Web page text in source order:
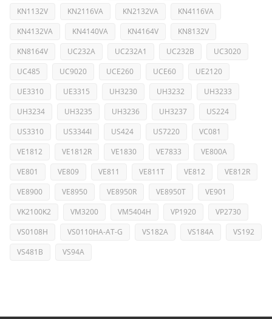
KN1132V
KN2116VA KN2132VA
KN4116VA
KN4132VA
KN4140VA KN4164V
KN8132V
KN8164V
UC232A UC232A1 UC232B
UC3020
UC485
UC9020 UCE260 UCE60
UE2120
UE3310
UE3315 UH3230 UH3232
UH3233
UH3234
UH3235 UH3236 UH3237
US224
US3310
US3344I US424 US7220
VC081
VE1812
VE1812R VE1830 VE7833
VE800A
VE801
VE809 VE811 VE811T VE812
VE812R
VE8900
VE8950 VE8950R VE8950T
VE901
VK2100K2
VM3200 VM5404H VP1920
VP2730
VS0108H
VS0110HA-AT-G VS182A VS184A
VS192
VS481B
VS94A